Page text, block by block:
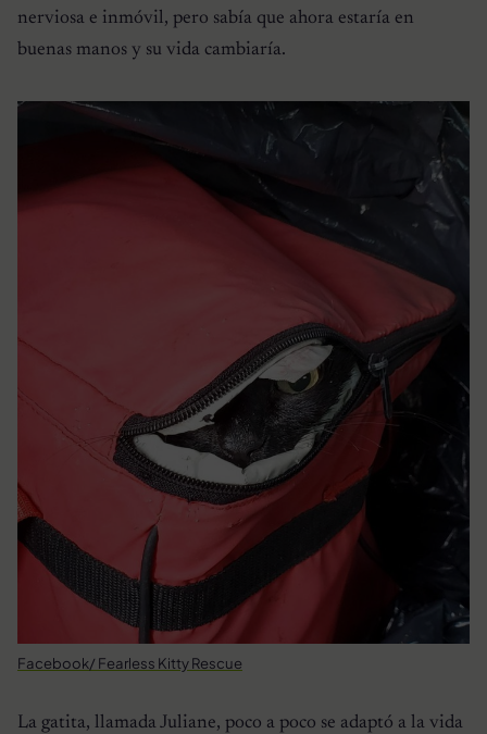
nerviosa e inmóvil, pero sabía que ahora estaría en
buenas manos y su vida cambiaría.
Facebook/ Fearless Kitty Rescue
La gatita, llamada Juliane, poco a poco se adaptó a la vida